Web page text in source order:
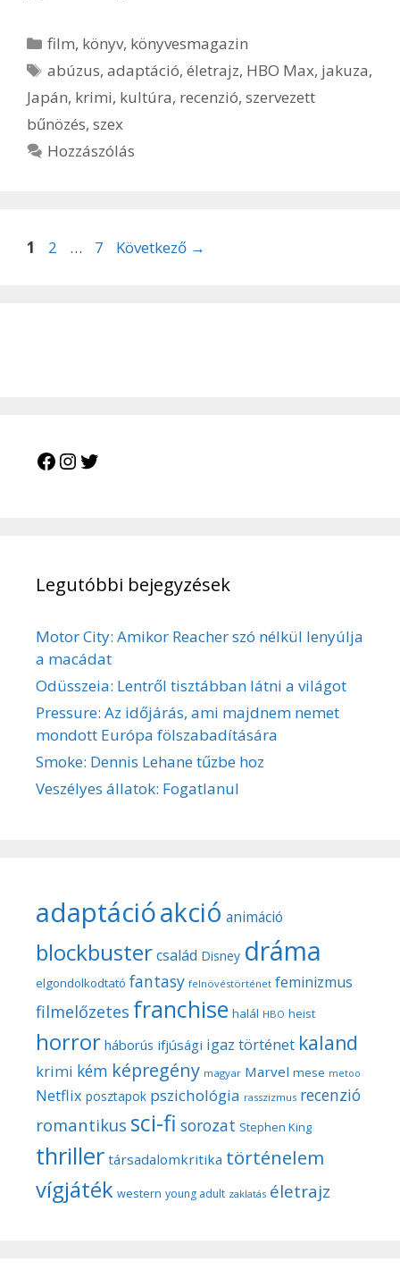
Kategória
film, könyv, könyvesmagazin
Címkék
abúzus,adaptáció,életrajz, HBO Max, jakuza,
Japán, krimi, kultúra, recenzió, szervezett
bűnözés, szex
Hozzászólás
Oldal
1 Oldal
2 … Oldal
7 Következő →
Facebook
Instagram
Legutóbbi bejegyzések
Motor City: Amikor Reacher szó nélkül lenyúlja
a macádat
Odüsszeia: Lentről tisztábban látni a világot
Pressure: Az időjárás, ami majdnem nemet
mondott Európa fölszabadítására
Smoke: Dennis Lehane tűzbe hoz
Veszélyes állatok: Fogatlanul
adaptációakció animáció
blockbustercsalád Disney dráma
elgondolkodtató fantasy felnövéstörténet feminizmus
filmelőzetes franchise halál HBO heist
horror háborús ifjúsági igaz történet kaland
krimi kém képregény magyar Marvel mese metoo
Netflix posztapok pszichológia rasszizmus recenzió
romantikus sci-fi sorozat Stephen King
thriller társadalomkritika történelem
vígjáték western young adult zaklatás életrajz